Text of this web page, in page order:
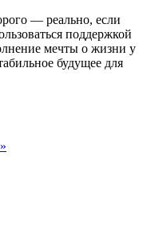
— реально, если
поддержкой
мечты о жизни у
будущее для